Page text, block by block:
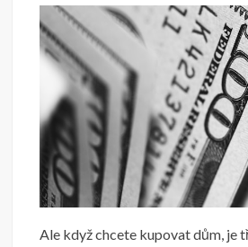
Ale když chcete kupovat dům, je